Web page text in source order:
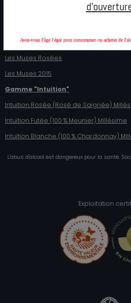
Les 2 Muses (Blanc de Noirs)
Les Muses Rosées
Les Muses 2015
Gamme "Intuition"
Intuition Rosée (Rosé de Saignée)
Intuition Futée (100 % Meunier) Millésime
Intuition Blanche (100 % Chardonnay)
L'abus d'alcool est dangereux pour la santé.
Exploitation
Avez-vous l'âge l'égal pour consommer ou acheter de